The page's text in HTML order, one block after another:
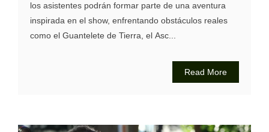
los asistentes podrán formar parte de una aventura
inspirada en el show, enfrentando obstáculos reales
como el Guantelete de Tierra, el Asc...
Read More